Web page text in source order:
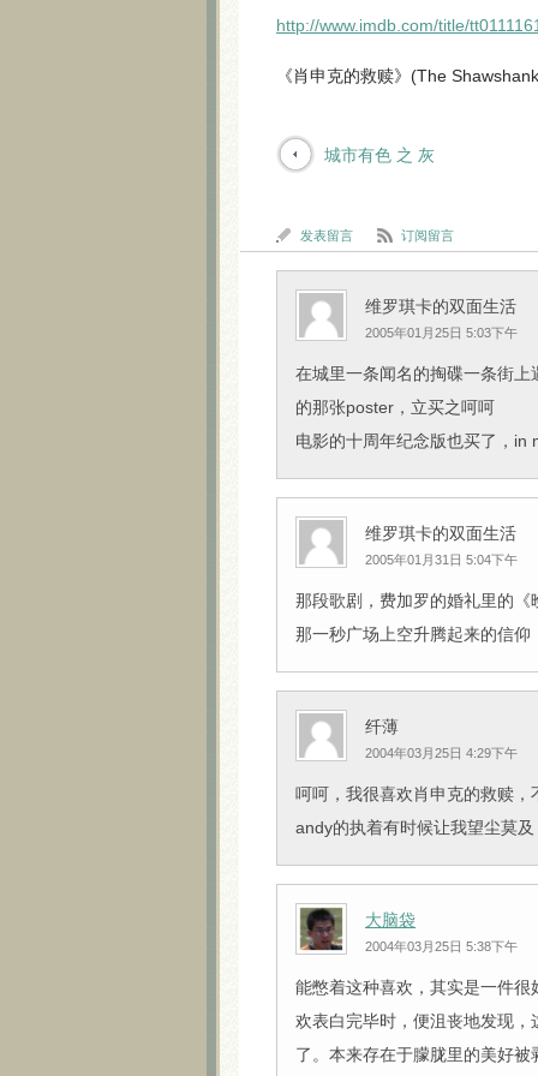
http://www.imdb.com/title/
《肖申克的救赎》(The
城市有色 之 灰
发表留言 订阅留言
维罗琪卡的双面生活
2005年01月25日 5:03下午
在城里一条闻名的掏碟一条街
的那张poster，立买之呵呵
电影的十周年纪念版也买了，
维罗琪卡的双面生活
2005年01月31日 5:04下午
那段歌剧，费加罗的婚礼里的
那一秒广场上空升腾起来的信
纤薄
2004年03月25日 4:29下午
呵呵，我很喜欢肖申克的救赎
andy的执着有时候让我望尘莫及
大脑袋
2004年03月25日 5:38下午
能憋着这种喜欢，其实是一件
欢表白完毕时，便沮丧地发现
了。本来存在于朦胧里的美好